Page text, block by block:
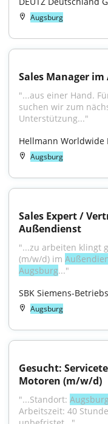
Augsburg
Sales Manager
"...aus einer Hand.
suchen wir zum
Unterstützung..."
Hellmann Worldwide
Augsburg
Sales Expert /
Außendienst
"...zu arbeiten klingt
(m/w/d) im
Augsburg..."
SBK Siemens-
Augsburg
Gesucht:
Motoren (m/w/d)
"...Standort: Augsburg
Arbeitszeit: 40